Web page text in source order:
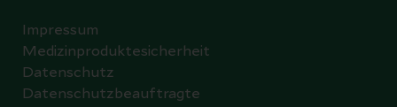
Impressum
Medizinproduktesicherheit
Datenschutz
Datenschutzbeauftragte